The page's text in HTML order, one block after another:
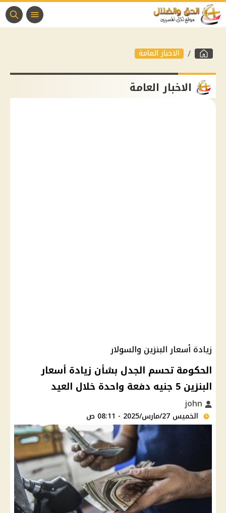
الاخبار العامة
الاخبار العامة
زيادة أسعار البنزين والسولار
الحكومة تحسم الجدل بشأن زيادة أسعار
البنزين 5 جنيه دفعة واحدة خلال العيد
الخميس 27/مارس/2025 - 08:11 ص